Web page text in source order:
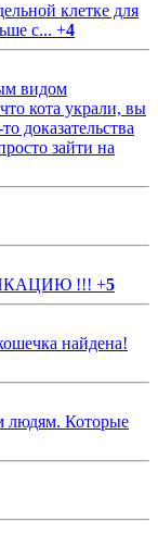
клетке для
с... +4
видом
кота украли, вы
доказательства
зайти на
!!! +5
найдена!
людям. Которые